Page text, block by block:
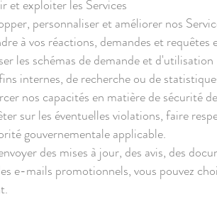
et exploiter les Services
personnaliser et améliorer nos
à vos réactions, demandes et
les schémas de demande et d'utilisation
internes, de recherche ou de
nos capacités en matière de sécurité
sur les éventuelles violations, faire
gouvernementale applicable.
des mises à jour, des avis, des
e-mails promotionnels, vous pouvez